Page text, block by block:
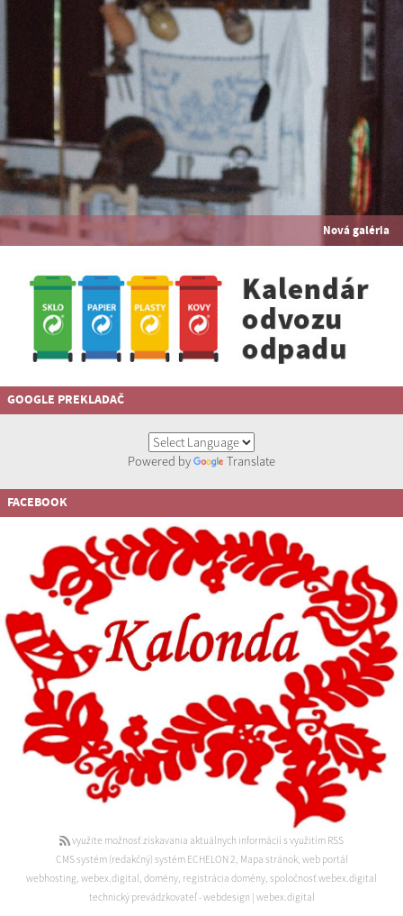
Nová galéria
GOOGLE PREKLADAČ
Powered by Translate
FACEBOOK
využite možnosť získavania aktuálnych informácií s využitím RSS
CMS systém (redakčný) systém ECHELON 2, Mapa stránok, web portál
webhosting, webex.digital , domény, registrácia domény, spoločnosť webex.digital
technický prevádzkovateľ-webdesign webex.digital